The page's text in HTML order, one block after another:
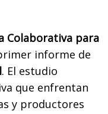
Colaborativa para
informe de
. El estudio
que enfrentan
y productores